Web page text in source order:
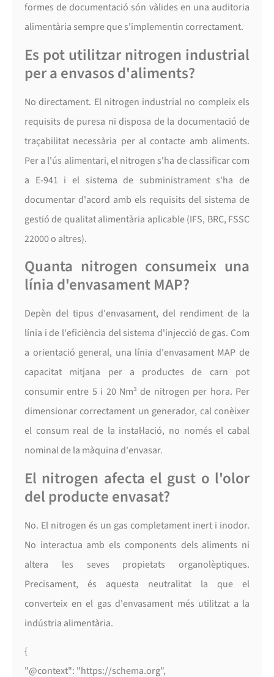
formes de documentació són vàlides en una auditoria
alimentària sempre que s'implementin correctament.
Es pot utilitzar nitrogen industrial
per a envasos d'aliments?
No directament. El nitrogen industrial no compleix els
requisits de puresa ni disposa de la documentació de
traçabilitat necessària per al contacte amb aliments.
Per a l'ús alimentari, el nitrogen s'ha de classificar com
a E-941 i el sistema de subministrament s'ha de
documentar d'acord amb els requisits del sistema de
gestió de qualitat alimentària aplicable (IFS, BRC, FSSC
22000 o altres).
Quanta nitrogen consumeix una
línia d'envasament MAP?
Depèn del tipus d'envasament, del rendiment de la
línia i de l'eficiència del sistema d'injecció de gas. Com
a orientació general, una línia d'envasament MAP de
capacitat mitjana per a productes de carn pot
consumir entre 5 i 20 Nm³ de nitrogen per hora. Per
dimensionar correctament un generador, cal conèixer
el consum real de la instal·lació, no només el cabal
nominal de la màquina d'envasar.
El nitrogen afecta el gust o l'olor
del producte envasat?
No. El nitrogen és un gas completament inert i inodor.
No interactua amb els components dels aliments ni
altera les seves propietats organolèptiques.
Precisament, és aquesta neutralitat la que el
converteix en el gas d'envasament més utilitzat a la
indústria alimentària.
{
"@context": "https://schema.org",